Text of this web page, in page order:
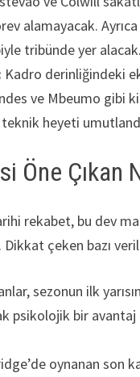
alamayacak.
tribünde yer alacak.
Kadro derinliğindeki
ve Mbeumo gibi
heyeti
Öne Çıkan
rekabet, bu dev
Dikkat çeken bazı
sezonun ilk
psikolojik bir
oynanan son